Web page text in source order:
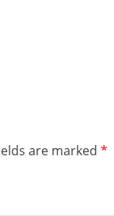
are marked *